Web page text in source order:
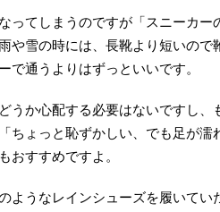
ってしまうのですが「スニーカー
や雪の時には、長靴より短いの
で通うよりはずっといいです。
うか心配する必要はないですし、
ちょっと恥ずかしい、でも足が濡
おすすめですよ。
ようなレインシューズを履いて